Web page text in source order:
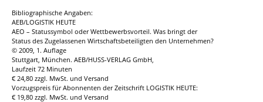
Bibliographische Angaben:
AEB/LOGISTIK HEUTE
AEO – Statussymbol oder Wettbewerbsvorteil. Was bringt der
Status des Zugelassenen Wirtschaftsbeteiligten den Unternehmen?
© 2009, 1. Auflage
Stuttgart, München. AEB/HUSS-VERLAG GmbH,
Laufzeit 72 Minuten
€ 24,80 zzgl. MwSt. und Versand
Vorzugspreis für Abonnenten der Zeitschrift LOGISTIK HEUTE:
€ 19,80 zzgl. MwSt. und Versand